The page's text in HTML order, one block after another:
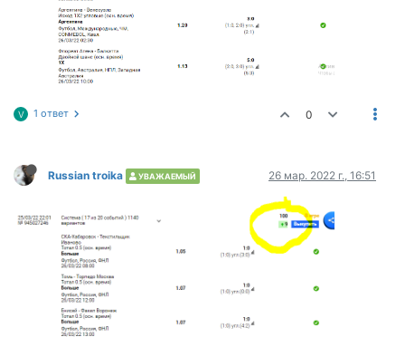
V 1 ответ 0
Russian troika УВАЖАЕМЫЙ 26 мар. 2022 г., 16:51